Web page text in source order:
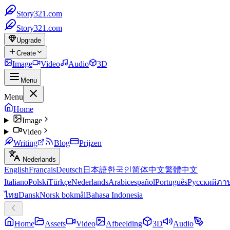
Story321.com
Story321.com
Upgrade
Create
Image Video Audio 3D
Menu
Menu
Home
Image
Video
Writing
Blog Prijzen
Nederlands
EnglishFrançaisDeutsch 日本語한국인简体中文繁體中文
ItalianoPolskiTürkçeNederlandsArabicespañolPortuguêsРусскийภา
ไทยDanskNorsk bokmålBahasa Indonesia
Home Assets Video Afbeelding 3D
Audio